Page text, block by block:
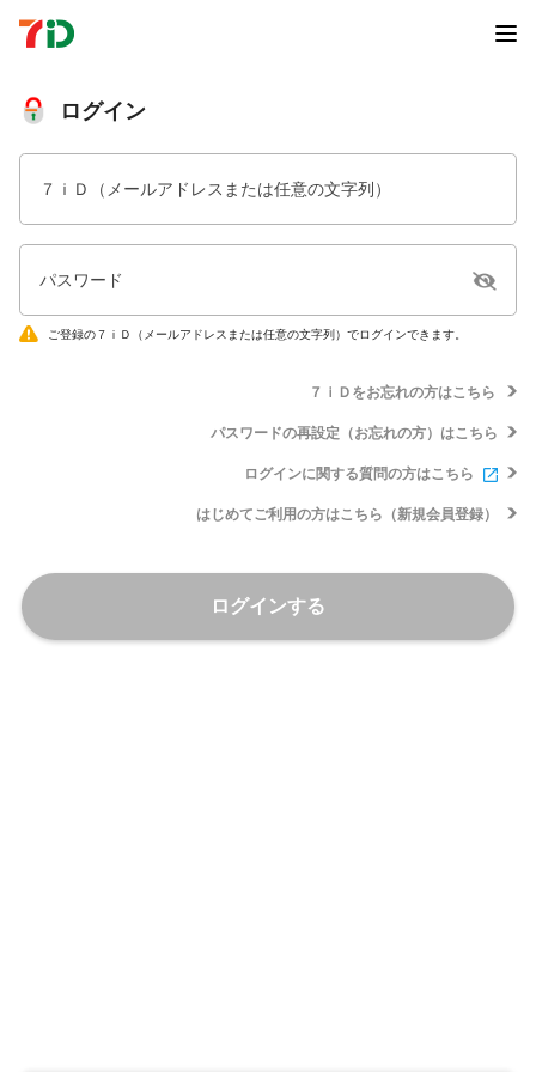
ログイン
７ｉＤ（メールアドレスまたは任意の文字列）
パスワード
ご登録の７ｉＤ（メールアドレスまたは任意の文字列）でログインできます。
７ｉＤをお忘れの方はこちら
パスワードの再設定（お忘れの方）はこちら
ログインに関する質問の方はこちら
はじめてご利用の方はこちら（新規会員登録）
ログインする